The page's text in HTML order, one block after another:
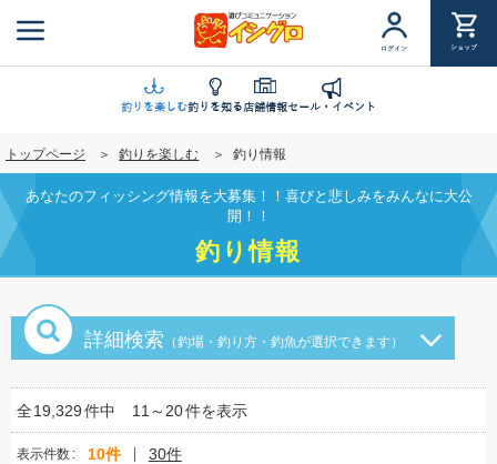
ン
に
移
動
ログイン ショップ
釣りを楽しむ釣りを知る店舗情報セール・イベント
トップページ 釣りを楽しむ 釣り情報
あなたのフィッシング情報を大募集！！喜びと悲しみをみんなに大公
開！！
釣り情報
詳細検索 （釣場・釣り方・釣魚が選択できます）
全19,329件中 11～20件を表示
表示件数 10件 30件